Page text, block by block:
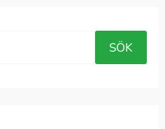
SÖK